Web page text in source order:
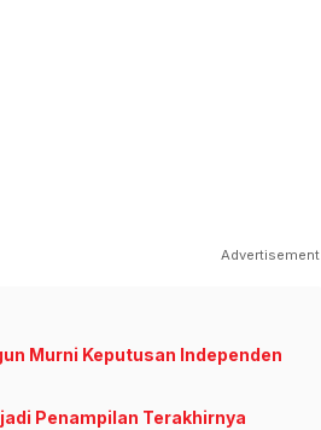
Advertisement
Murni Keputusan Independen
Penampilan Terakhirnya